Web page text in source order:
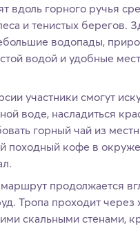
вдоль горного ручья
и тенистых берегов.
водопады,
водой и удобные
участники смогут
воде, насладиться
горный чай из
походный кофе в
продолжается
Тропа проходит
скальными стенами,